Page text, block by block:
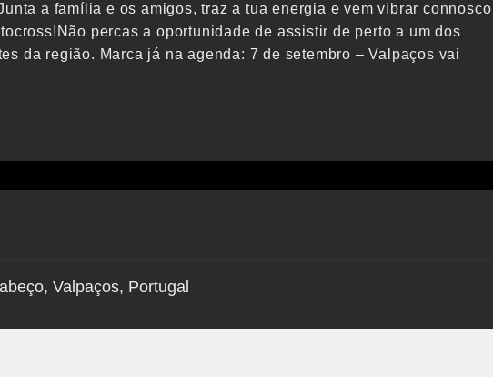
Junta a família e os amigos, traz a tua energia e vem vibrar connosco
percas a oportunidade de assistir de perto a um dos
da região. Marca já na agenda: 7 de setembro – Valpaços vai
Valpaços, Portugal